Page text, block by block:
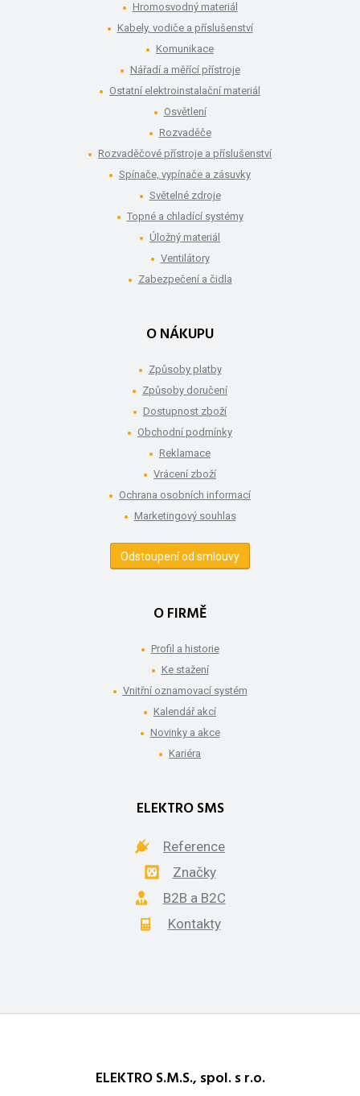
Hromosvodný materiál
Kabely, vodiče a příslušenství
Komunikace
Nářadí a měřící přístroje
Ostatní elektroinstalační materiál
Osvětlení
Rozvaděče
Rozvaděčové přístroje a příslušenství
Spínače, vypínače a zásuvky
Světelné zdroje
Topné a chladící systémy
Úložný materiál
Ventilátory
Zabezpečení a čidla
O NÁKUPU
Způsoby platby
Způsoby doručení
Dostupnost zboží
Obchodní podmínky
Reklamace
Vrácení zboží
Ochrana osobních informací
Marketingový souhlas
Odstoupení od smlouvy
O FIRMĚ
Profil a historie
Ke stažení
Vnitřní oznamovací systém
Kalendář akcí
Novinky a akce
Kariéra
ELEKTRO SMS
Reference
Značky
B2B a B2C
Kontakty
ELEKTRO S.M.S., spol. s r.o.